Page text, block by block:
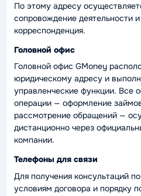
По этому адресу
сопровождение деятельности
корреспонденция.
Головной офис
Головной офис GMoney
юридическому адресу и
управленческие функции. Все
операции — оформление
рассмотрение обращений —
дистанционно через
компании.
Телефоны для связи
Для получения консультаций
условиям договора и порядку